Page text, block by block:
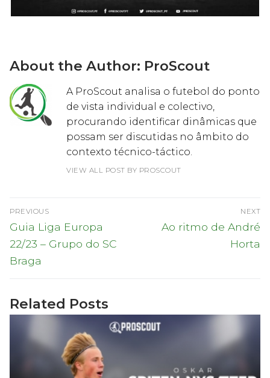
About the Author: ProScout
A ProScout analisa o futebol do ponto
de vista individual e colectivo,
procurando identificar dinâmicas que
possam ser discutidas no âmbito do
contexto técnico-táctico.
VIEW ALL POST BY PROSCOUT
Navegação
de
artigos
PREVIOUS
Previous
post:
Guia Liga Europa
22/23 – Grupo do SC
Braga
NEXT
Next
Ao ritmo de André
Horta
Related Posts